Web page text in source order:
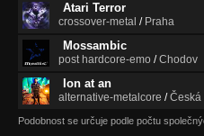
Icon, Enjoy The Silence (2003)
From Within, Touch The Sun (1999)
Nezařazeno
From Within, Lights Of Our Town
Atari Terror
crossover-metal / Praha
Mossambic
post hardcore-emo /Chodov
Ion at an
alternative-metalcore /Česká
Podobnost se určuje podle počtu